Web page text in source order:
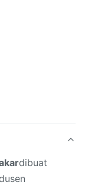
dibuat